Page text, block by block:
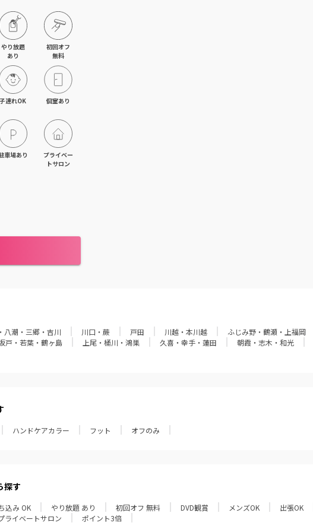
やり放題
あり
初回オフ
無料
子連れOK 個室あり
車場あり
プライベー
トサロン
八潮・三郷・吉川 川口・蕨 戸田 川越・本川越 ふじみ野・鶴瀬・上福岡
戸・若葉・鶴ヶ島 上尾・桶川・鴻巣 久喜・幸手・蓮田 朝霞・志木・和光
ハンドケアカラー フット オフのみ
探す
込み OK やり放題 あり 初回オフ 無料 DVD観賞 メンズOK 出張OK
ライベートサロン ポイント3倍